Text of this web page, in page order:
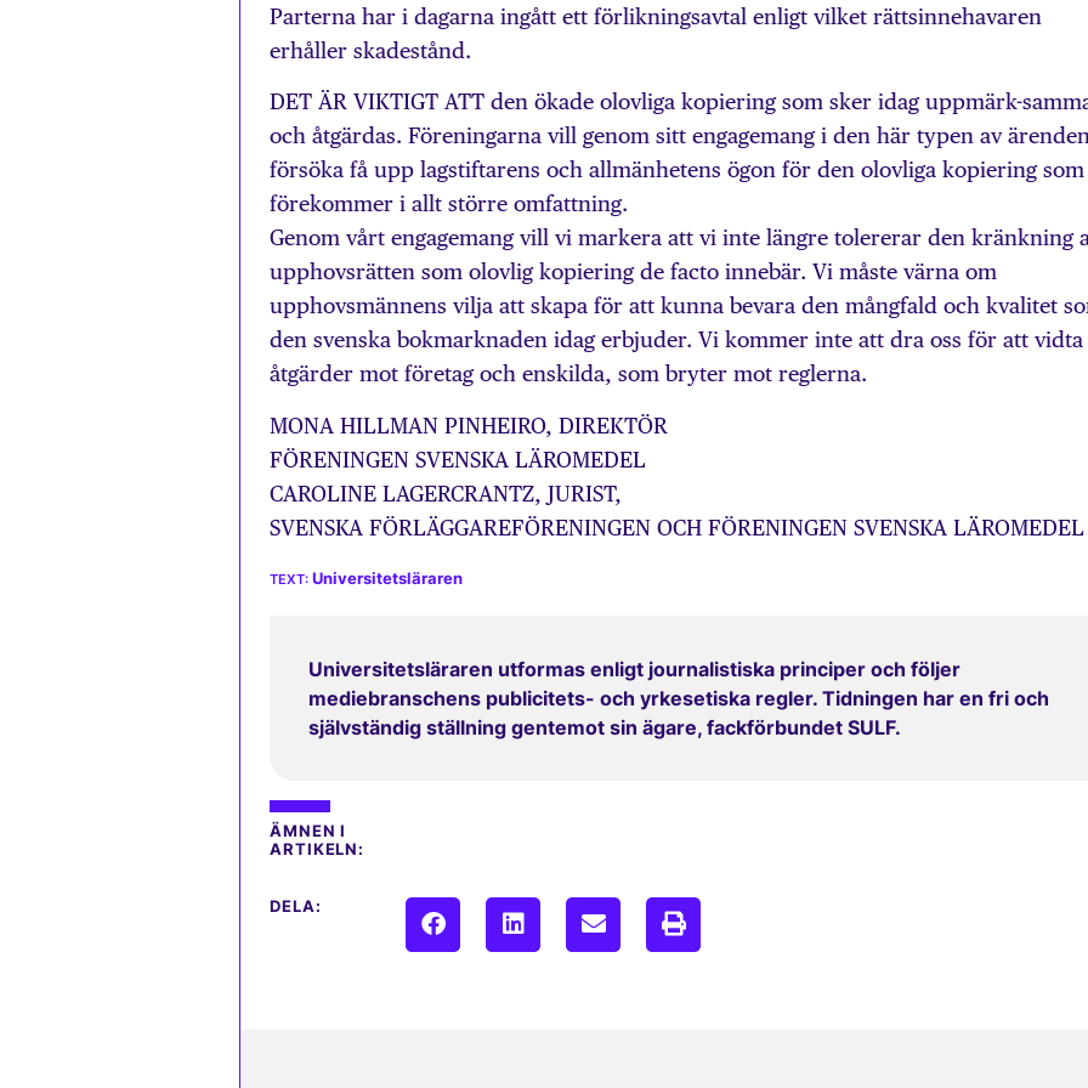
Parterna har i dagarna ingått ett förlikningsavtal enligt vilket rättsinnehavaren
erhåller skadestånd.
DET ÄR VIKTIGT ATT den ökade olovliga kopiering som sker idag uppmärk-
och åtgärdas. Föreningarna vill genom sitt engagemang i den här typen av ärenden
försöka få upp lagstiftarens och allmänhetens ögon för den olovliga kopiering som
förekommer i allt större omfattning.
Genom vårt engagemang vill vi markera att vi inte längre tolererar den kränkning
upphovsrätten som olovlig kopiering de facto innebär. Vi måste värna om
upphovsmännens vilja att skapa för att kunna bevara den mångfald och kvalitet
den svenska bokmarknaden idag erbjuder. Vi kommer inte att dra oss för att vidta
åtgärder mot företag och enskilda, som bryter mot reglerna.
MONA HILLMAN PINHEIRO, DIREKTÖR
FÖRENINGEN SVENSKA LÄROMEDEL
CAROLINE LAGERCRANTZ, JURIST,
SVENSKA FÖRLÄGGAREFÖRENINGEN OCH FÖRENINGEN SVENSKA LÄROMEDEL
Universitetsläraren
Universitetsläraren utformas enligt journalistiska principer och följer
mediebranschens publicitets- och yrkesetiska regler. Tidningen har en fri och
självständig ställning gentemot sin ägare, fackförbundet SULF.
ÄMNEN I
ARTIKELN:
DELA: